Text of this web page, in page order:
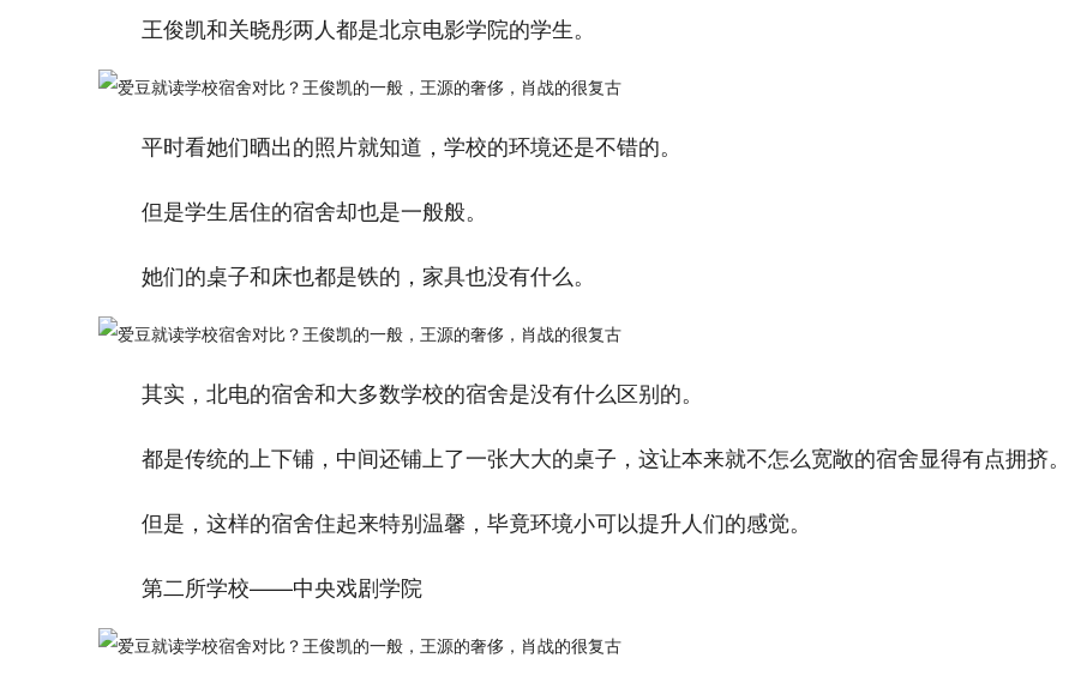
王俊凯和关晓彤两人都是北京电影学院的学生。
平时看她们晒出的照片就知道，学校的环境还是不错的。
但是学生居住的宿舍却也是一般般。
她们的桌子和床也都是铁的，家具也没有什么。
其实，北电的宿舍和大多数学校的宿舍是没有什么区别的。
都是传统的上下铺，中间还铺上了一张大大的桌子，这让本来就不怎么宽敞的宿舍显得有点拥挤。
但是，这样的宿舍住起来特别温馨，毕竟环境小可以提升人们的感觉。
第二所学校——中央戏剧学院